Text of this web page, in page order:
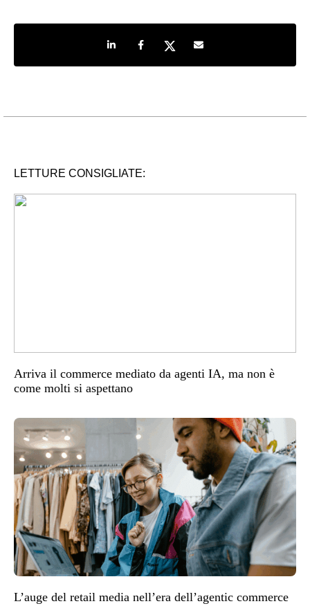
Share on LinkedIn
Share on Facebook
Share on TwitterShare by e-mail
LETTURE CONSIGLIATE:
Arriva il commerce mediato da agenti IA, ma non è
come molti si aspettano
L’auge del retail media nell’era dell’agentic commerce